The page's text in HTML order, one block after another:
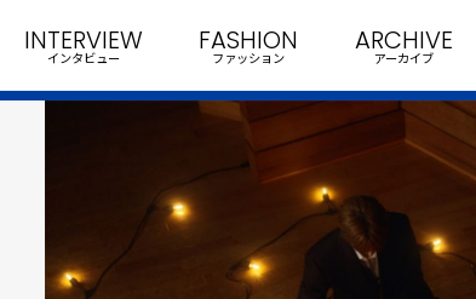
INTERVIEW
インタビュー
FASHION
ファッション
ARCHIVE
アーカイブ